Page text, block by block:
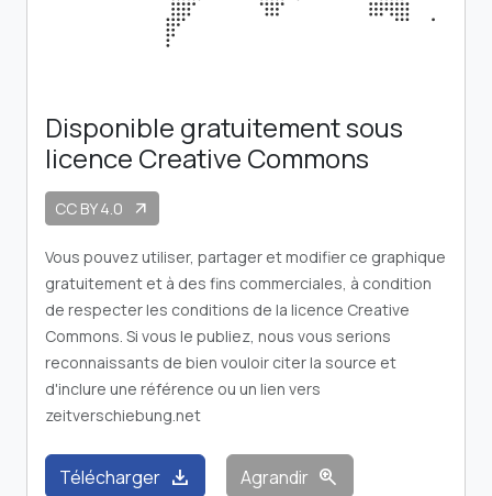
Disponible gratuitement sous
licence Creative Commons
CC BY 4.0 arrow_outward
Vous pouvez utiliser, partager et modifier ce graphique
gratuitement et à des fins commerciales, à condition
de respecter les conditions de la licence Creative
Commons. Si vous le publiez, nous vous serions
reconnaissants de bien vouloir citer la source et
d'inclure une référence ou un lien vers
zeitverschiebung.net
Télécharger download Agrandir zoom_in